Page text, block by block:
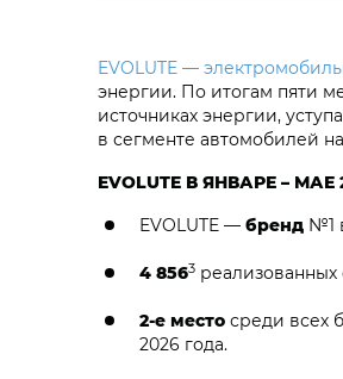
EVOLUTE —
энергии. По итогам пяти
источниках энергии,
в сегменте автомобилей
EVOLUTE В ЯНВАРЕ – МАЕ
EVOLUTE — бренд №1
4 8563 реализованных
2-е место среди всех
2026 года.